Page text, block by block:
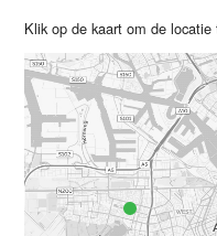
Klik op de kaart om de